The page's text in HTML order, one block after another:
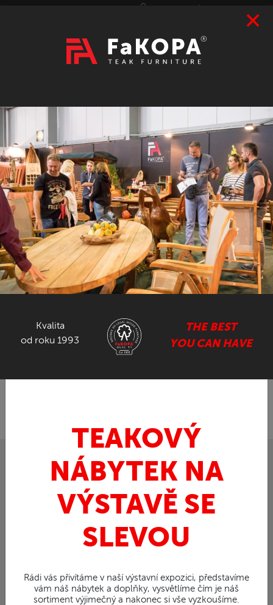
×
Kvalita
od roku 1993
THE BEST
YOU CAN HAVE
TEAKOVÝ
NÁBYTEK NA
VÝSTAVĚ SE
SLEVOU
Rádi vás přivítáme v naší výstavní expozici, představíme
vám náš nábytek a doplňky, vysvětlíme čím je náš
sortiment výjimečný a nakonec si vše vyzkoušíme.
VÝSTAVY 2026
prázdný
CZK EUR
TEAK
ART / DOPLŇKY
RATAN
NÁBYTEK ZE SUARU
GASTRO NÁBYTEK